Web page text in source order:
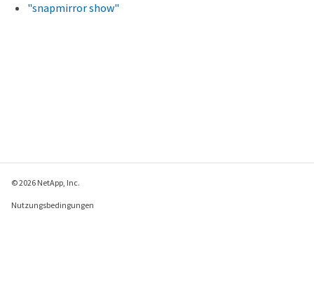
"snapmirror show"
© 2026 NetApp, Inc.
Nutzungsbedingungen